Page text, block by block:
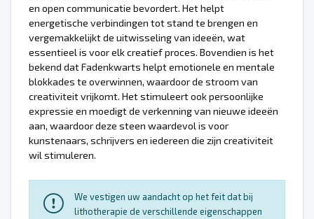
en open communicatie bevordert. Het helpt
energetische verbindingen tot stand te brengen en
vergemakkelijkt de uitwisseling van ideeën, wat
essentieel is voor elk creatief proces. Bovendien is het
bekend dat Fadenkwarts helpt emotionele en mentale
blokkades te overwinnen, waardoor de stroom van
creativiteit vrijkomt. Het stimuleert ook persoonlijke
expressie en moedigt de verkenning van nieuwe ideeën
aan, waardoor deze steen waardevol is voor
kunstenaars, schrijvers en iedereen die zijn creativiteit
wil stimuleren.
We vestigen uw aandacht op het feit dat bij
lithotherapie de verschillende eigenschappen